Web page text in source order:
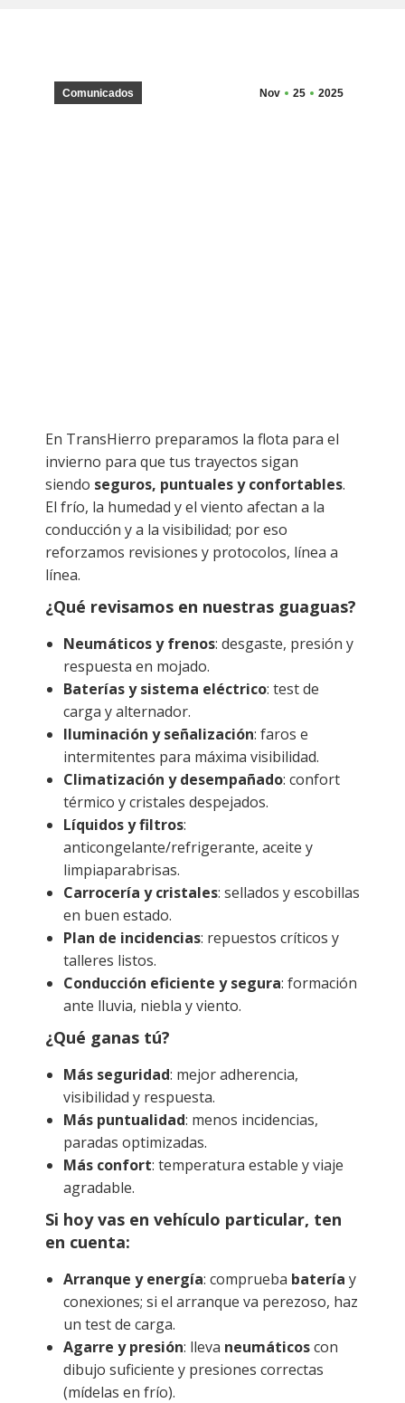
Nov 25 2025
Comunicados
En TransHierro preparamos la flota para el
invierno para que tus trayectos sigan
siendo seguros, puntuales y confortables.
El frío, la humedad y el viento afectan a la
conducción y a la visibilidad; por eso
reforzamos revisiones y protocolos, línea a
línea.
¿Qué revisamos en nuestras guaguas?
Neumáticos y frenos: desgaste, presión y
respuesta en mojado.
Baterías y sistema eléctrico: test de
carga y alternador.
Iluminación y señalización: faros e
intermitentes para máxima visibilidad.
Climatización y desempañado: confort
térmico y cristales despejados.
Líquidos y filtros:
anticongelante/refrigerante, aceite y
limpiaparabrisas.
Carrocería y cristales: sellados y escobillas
en buen estado.
Plan de incidencias: repuestos críticos y
talleres listos.
Conducción eficiente y segura: formación
ante lluvia, niebla y viento.
¿Qué ganas tú?
Más seguridad: mejor adherencia,
visibilidad y respuesta.
Más puntualidad: menos incidencias,
paradas optimizadas.
Más confort: temperatura estable y viaje
agradable.
Si hoy vas en vehículo particular, ten
en cuenta:
Arranque y energía: comprueba batería y
conexiones; si el arranque va perezoso, haz
un test de carga.
Agarre y presión: lleva neumáticoscon
dibujo suficiente y presiones correctas
(mídelas en frío).